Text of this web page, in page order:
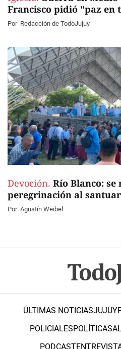
Francisco pidió "paz en
Por Redacción de TodoJujuy
Devoción. Río Blanco:
peregrinación al
Por Agustín Weibel
ÚLTIMAS NOTICIASJUJUY
POLICIALESPOLÍTICA
PODCAST